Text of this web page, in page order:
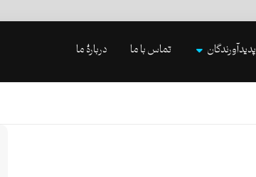
پدیدآورندگان تماس با ما دربارۀ ما